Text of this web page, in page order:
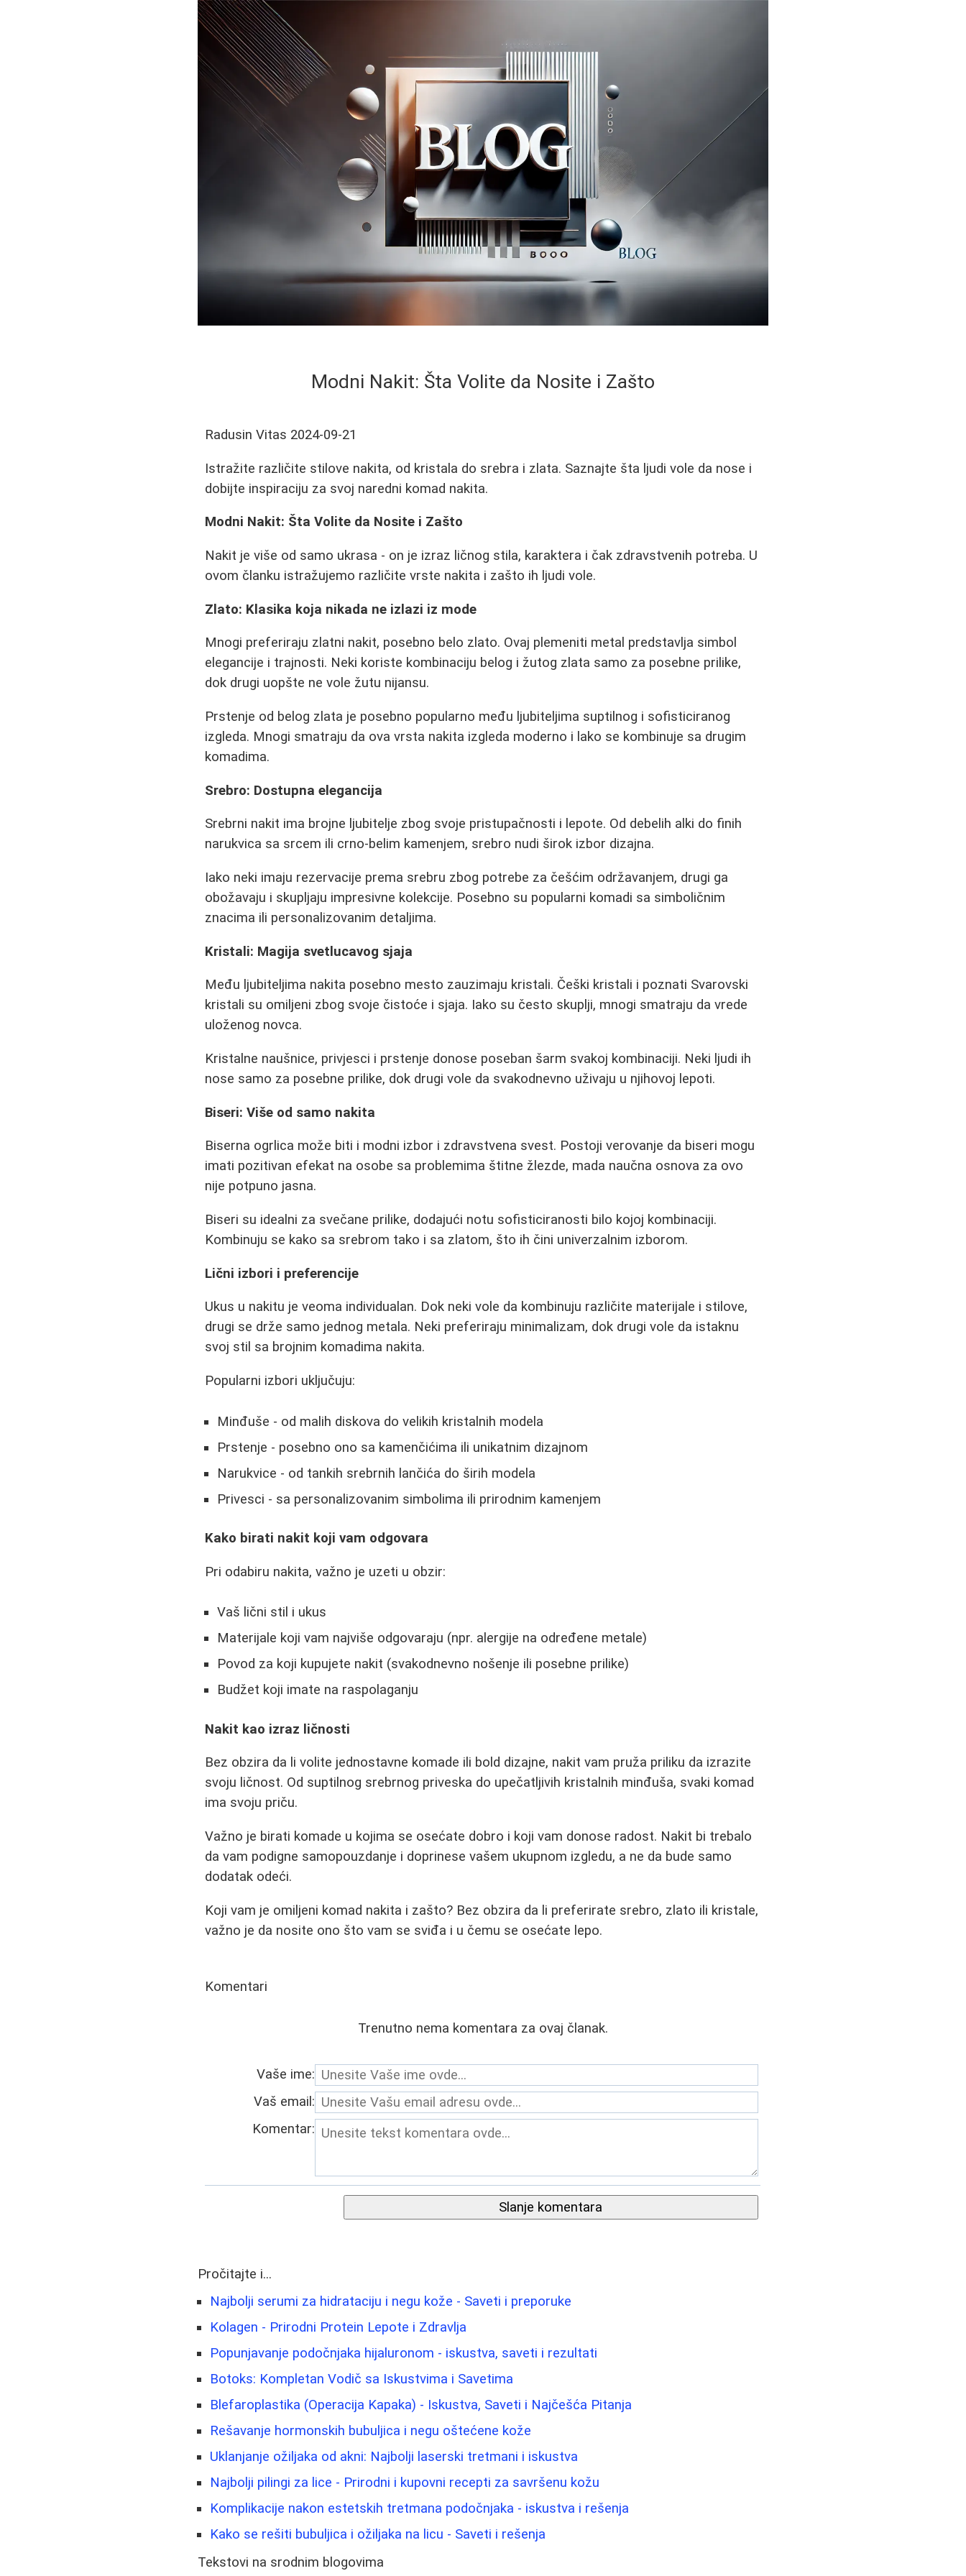
Modni Nakit: Šta Volite da Nosite i Zašto
Radusin Vitas 2024-09-21
Istražite različite stilove nakita, od kristala do srebra i zlata. Saznajte šta ljudi vole da nose i
dobijte inspiraciju za svoj naredni komad nakita.
Modni Nakit: Šta Volite da Nosite i Zašto
Nakit je više od samo ukrasa - on je izraz ličnog stila, karaktera i čak zdravstvenih potreba. U
ovom članku istražujemo različite vrste nakita i zašto ih ljudi vole.
Zlato: Klasika koja nikada ne izlazi iz mode
Mnogi preferiraju zlatni nakit, posebno belo zlato. Ovaj plemeniti metal predstavlja simbol
elegancije i trajnosti. Neki koriste kombinaciju belog i žutog zlata samo za posebne prilike,
dok drugi uopšte ne vole žutu nijansu.
Prstenje od belog zlata je posebno popularno među ljubiteljima suptilnog i sofisticiranog
izgleda. Mnogi smatraju da ova vrsta nakita izgleda moderno i lako se kombinuje sa drugim
komadima.
Srebro: Dostupna elegancija
Srebrni nakit ima brojne ljubitelje zbog svoje pristupačnosti i lepote. Od debelih alki do finih
narukvica sa srcem ili crno-belim kamenjem, srebro nudi širok izbor dizajna.
Iako neki imaju rezervacije prema srebru zbog potrebe za češćim održavanjem, drugi ga
obožavaju i skupljaju impresivne kolekcije. Posebno su popularni komadi sa simboličnim
znacima ili personalizovanim detaljima.
Kristali: Magija svetlucavog sjaja
Među ljubiteljima nakita posebno mesto zauzimaju kristali. Češki kristali i poznati Svarovski
kristali su omiljeni zbog svoje čistoće i sjaja. Iako su često skuplji, mnogi smatraju da vrede
uloženog novca.
Kristalne naušnice, privjesci i prstenje donose poseban šarm svakoj kombinaciji. Neki ljudi ih
nose samo za posebne prilike, dok drugi vole da svakodnevno uživaju u njihovoj lepoti.
Biseri: Više od samo nakita
Biserna ogrlica može biti i modni izbor i zdravstvena svest. Postoji verovanje da biseri mogu
imati pozitivan efekat na osobe sa problemima štitne žlezde, mada naučna osnova za ovo
nije potpuno jasna.
Biseri su idealni za svečane prilike, dodajući notu sofisticiranosti bilo kojoj kombinaciji.
Kombinuju se kako sa srebrom tako i sa zlatom, što ih čini univerzalnim izborom.
Lični izbori i preferencije
Ukus u nakitu je veoma individualan. Dok neki vole da kombinuju različite materijale i stilove,
drugi se drže samo jednog metala. Neki preferiraju minimalizam, dok drugi vole da istaknu
svoj stil sa brojnim komadima nakita.
Popularni izbori uključuju:
Minđuše - od malih diskova do velikih kristalnih modela
Prstenje - posebno ono sa kamenčićima ili unikatnim dizajnom
Narukvice - od tankih srebrnih lančića do širih modela
Privesci - sa personalizovanim simbolima ili prirodnim kamenjem
Kako birati nakit koji vam odgovara
Pri odabiru nakita, važno je uzeti u obzir:
Vaš lični stil i ukus
Materijale koji vam najviše odgovaraju (npr. alergije na određene metale)
Povod za koji kupujete nakit (svakodnevno nošenje ili posebne prilike)
Budžet koji imate na raspolaganju
Nakit kao izraz ličnosti
Bez obzira da li volite jednostavne komade ili bold dizajne, nakit vam pruža priliku da izrazite
svoju ličnost. Od suptilnog srebrnog priveska do upečatljivih kristalnih minđuša, svaki komad
ima svoju priču.
Važno je birati komade u kojima se osećate dobro i koji vam donose radost. Nakit bi trebalo
da vam podigne samopouzdanje i doprinese vašem ukupnom izgledu, a ne da bude samo
dodatak odeći.
Koji vam je omiljeni komad nakita i zašto? Bez obzira da li preferirate srebro, zlato ili kristale,
važno je da nosite ono što vam se sviđa i u čemu se osećate lepo.
Komentari
Trenutno nema komentara za ovaj članak.
Vaše ime:
Vaš email:
Komentar:
Slanje komentara
Pročitajte i...
Najbolji serumi za hidrataciju i negu kože - Saveti i preporuke
Kolagen - Prirodni Protein Lepote i Zdravlja
Popunjavanje podočnjaka hijaluronom - iskustva, saveti i rezultati
Botoks: Kompletan Vodič sa Iskustvima i Savetima
Blefaroplastika (Operacija Kapaka) - Iskustva, Saveti i Najčešća Pitanja
Rešavanje hormonskih bubuljica i negu oštećene kože
Uklanjanje ožiljaka od akni: Najbolji laserski tretmani i iskustva
Najbolji pilingi za lice - Prirodni i kupovni recepti za savršenu kožu
Komplikacije nakon estetskih tretmana podočnjaka - iskustva i rešenja
Kako se rešiti bubuljica i ožiljaka na licu - Saveti i rešenja
Tekstovi na srodnim blogovima